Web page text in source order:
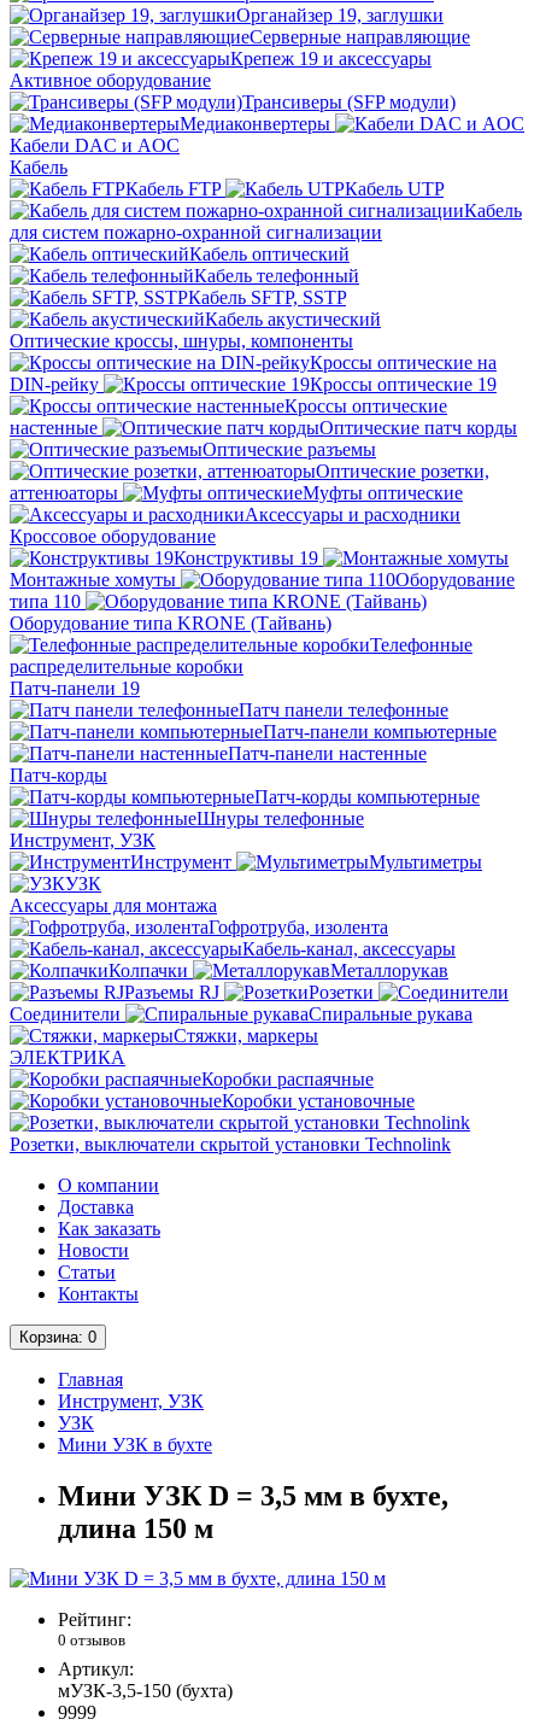
Органайзер 19, заглушки
Серверные направляющие
Крепеж 19 и аксессуары
Активное оборудование
Трансиверы (SFP модули)
Медиаконвертеры
Кабели DAC и AOC
Кабель
Кабель FTP
Кабель UTP
Кабель
для систем пожарно-охранной сигнализации
Кабель оптический
Кабель телефонный
Кабель SFTP, SSTP
Кабель акустический
Оптические кроссы, шнуры, компоненты
Кроссы оптические на
DIN-рейку
Кроссы оптические 19
Кроссы оптические
настенные
Оптические патч корды
Оптические разъемы
Оптические розетки,
аттенюаторы
Муфты оптические
Аксессуары и расходники
Кроссовое оборудование
Конструктивы 19
Монтажные хомуты
Оборудование
типа 110
Оборудование типа KRONE (Тайвань)
Телефонные
распределительные коробки
Патч-панели 19
Патч панели телефонные
Патч-панели компьютерные
Патч-панели настенные
Патч-корды
Патч-корды компьютерные
Шнуры телефонные
Инструмент, УЗК
Инструмент
Мультиметры
УЗК
Аксессуары для монтажа
Гофротруба, изолента
Кабель-канал, аксессуары
Колпачки
Металлорукав
Разъемы RJ
Розетки
Соединители
Спиральные рукава
Стяжки, маркеры
ЭЛЕКТРИКА
Коробки распаячные
Коробки установочные
Розетки, выключатели скрытой установки Technolink
О компании
Доставка
Как заказать
Новости
Статьи
Контакты
Корзина: 0
Главная
Инструмент, УЗК
УЗК
Мини УЗК в бухте
Мини УЗК D = 3,5 мм в бухте,
длина 150 м
Рейтинг:
0 отзывов
Артикул:
мУЗК-3,5-150 (бухта)
9999